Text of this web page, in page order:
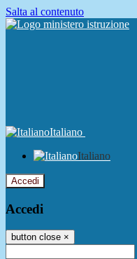
Salta al contenuto
Italiano
Italiano
Accedi
Accedi
button close ×